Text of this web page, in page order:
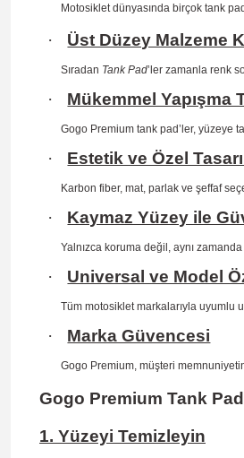
Motosiklet dünyasında birçok tank
· Üst Düzey Malzeme
Sıradan Tank Pad’ler zamanla renk
· Mükemmel Yapışma
Gogo Premium tank pad’ler, yüzeye
· Estetik ve Özel
Karbon fiber, mat, parlak ve şeffaf
· Kaymaz Yüzey ile
Yalnızca koruma değil, aynı
· Universal ve Model
Tüm motosiklet markalarıyla uyumlu
· Marka Güvencesi
Gogo Premium, müşteri
Gogo Premium Tank
1. Yüzeyi Temizleyin